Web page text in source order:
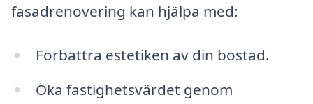
fasadrenovering kan hjälpa med:
Förbättra estetiken av din bostad.
Öka fastighetsvärdet genom